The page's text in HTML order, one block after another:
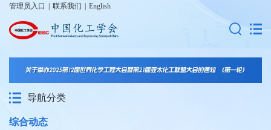
管理员入口 联系我们 English
导航分类
综合动态